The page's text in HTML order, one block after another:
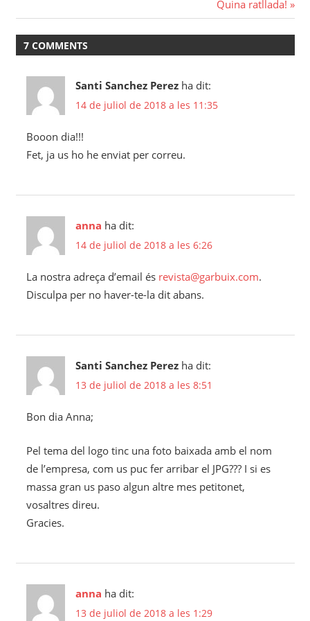
Next
Post:
Quina ratllada!
7 COMMENTS
Santi Sanchez Perez ha dit:
14 de juliol de 2018 a les 11:35
Booon dia!!!
Fet, ja us ho he enviat per correu.
anna ha dit:
14 de juliol de 2018 a les 6:26
La nostra adreça d’email és revista@garbuix.com.
Disculpa per no haver-te-la dit abans.
Santi Sanchez Perez ha dit:
13 de juliol de 2018 a les 8:51
Bon dia Anna;
Pel tema del logo tinc una foto baixada amb el nom
de l’empresa, com us puc fer arribar el JPG??? I si es
massa gran us paso algun altre mes petitonet,
vosaltres direu.
Gracies.
anna ha dit:
13 de juliol de 2018 a les 1:29